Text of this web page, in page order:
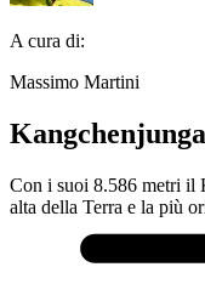
A cura di:
Massimo Martini
Kangchenjunga
Con i suoi 8.586 metri il
alta della Terra e la più